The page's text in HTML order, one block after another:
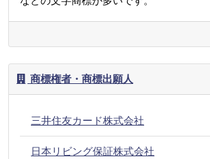
商標権者・商標出願人
三井住友カード株式会社
日本リビング保証株式会社